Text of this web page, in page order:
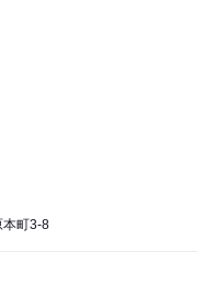
本町3-8